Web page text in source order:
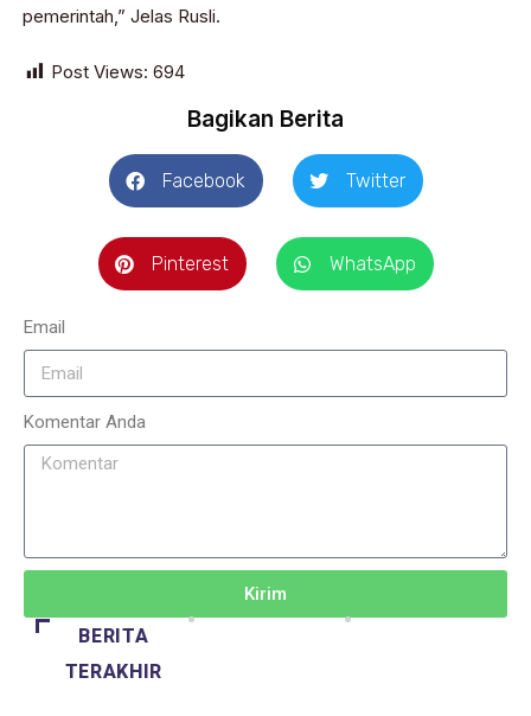
pemerintah,” Jelas Rusli.
Post Views: 694
Bagikan Berita
Facebook Twitter
Pinterest WhatsApp
Email
Komentar Anda
Kirim
BERITA
TERAKHIR